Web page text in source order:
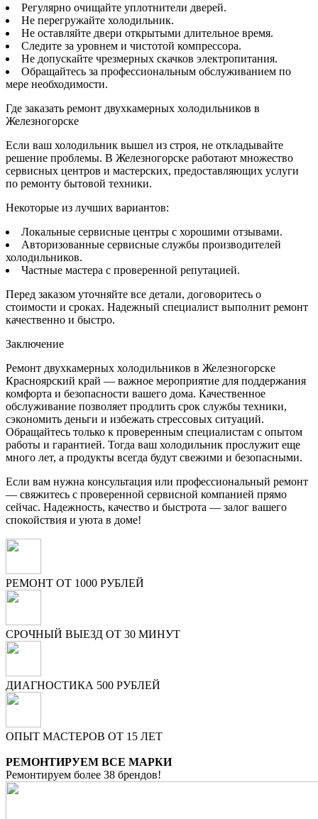
Регулярно очищайте уплотнители дверей.
Не перегружайте холодильник.
Не оставляйте двери открытыми длительное время.
Следите за уровнем и чистотой компрессора.
Не допускайте чрезмерных скачков электропитания.
Обращайтесь за профессиональным обслуживанием по
мере необходимости.
Где заказать ремонт двухкамерных холодильников в
Железногорске
Если ваш холодильник вышел из строя, не откладывайте
решение проблемы. В Железногорске работают множество
сервисных центров и мастерских, предоставляющих услуги
по ремонту бытовой техники.
Некоторые из лучших вариантов:
Локальные сервисные центры с хорошими отзывами.
Авторизованные сервисные службы производителей
холодильников.
Частные мастера с проверенной репутацией.
Перед заказом уточняйте все детали, договоритесь о
стоимости и сроках. Надежный специалист выполнит ремонт
качественно и быстро.
Заключение
Ремонт двухкамерных холодильников в Железногорске
Красноярский край — важное мероприятие для поддержания
комфорта и безопасности вашего дома. Качественное
обслуживание позволяет продлить срок службы техники,
сэкономить деньги и избежать стрессовых ситуаций.
Обращайтесь только к проверенным специалистам с опытом
работы и гарантией. Тогда ваш холодильник прослужит еще
много лет, а продукты всегда будут свежими и безопасными.
Если вам нужна консультация или профессиональный ремонт
— свяжитесь с проверенной сервисной компанией прямо
сейчас. Надежность, качество и быстрота — залог вашего
спокойствия и уюта в доме!
РЕМОНТ ОТ 1000 РУБЛЕЙ
СРОЧНЫЙ ВЫЕЗД ОТ 30 МИНУТ
ДИАГНОСТИКА 500 РУБЛЕЙ
ОПЫТ МАСТЕРОВ ОТ 15 ЛЕТ
РЕМОНТИРУЕМ ВСЕ МАРКИ
Ремонтируем более 38 брендов!